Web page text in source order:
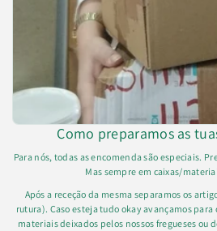
Como preparamos as
Para nós, todas as encomenda são especiais.
Mas sempre em caixas/
Após a receção da mesma separamos os
rutura). Caso esteja tudo okay avançamos
materiais deixados pelos nossos fregueses ou